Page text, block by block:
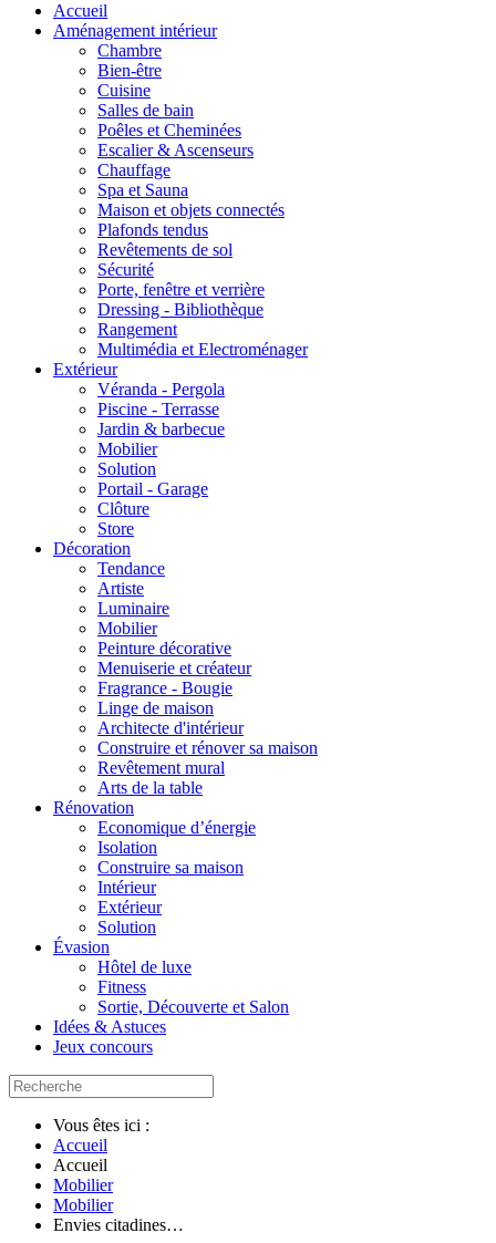
Accueil
Aménagement intérieur
Chambre
Bien-être
Cuisine
Salles de bain
Poêles et Cheminées
Escalier & Ascenseurs
Chauffage
Spa et Sauna
Maison et objets connectés
Plafonds tendus
Revêtements de sol
Sécurité
Porte, fenêtre et verrière
Dressing - Bibliothèque
Rangement
Multimédia et Electroménager
Extérieur
Véranda - Pergola
Piscine - Terrasse
Jardin & barbecue
Mobilier
Solution
Portail - Garage
Clôture
Store
Décoration
Tendance
Artiste
Luminaire
Mobilier
Peinture décorative
Menuiserie et créateur
Fragrance - Bougie
Linge de maison
Architecte d'intérieur
Construire et rénover sa maison
Revêtement mural
Arts de la table
Rénovation
Economique d’énergie
Isolation
Construire sa maison
Intérieur
Extérieur
Solution
Évasion
Hôtel de luxe
Fitness
Sortie, Découverte et Salon
Idées & Astuces
Jeux concours
Vous êtes ici :
Accueil
Accueil
Mobilier
Mobilier
Envies citadines…